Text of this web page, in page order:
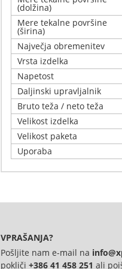
(dolžina)
Mere tekalne površine
(širina)
Največja obremenitev
Vrsta izdelka
Napetost
Daljinski upravljalnik
Bruto teža / neto teža
Velikost izdelka
Velikost paketa
Uporaba
lahko enostavno zložite
doma ali v pisarni. Idealen
EQiSports, s katero lahko
tekalne steze prikazuje:
VPRAŠANJA?
Pošljite nam e-mail na
pokliči +386 41 458 251 ali